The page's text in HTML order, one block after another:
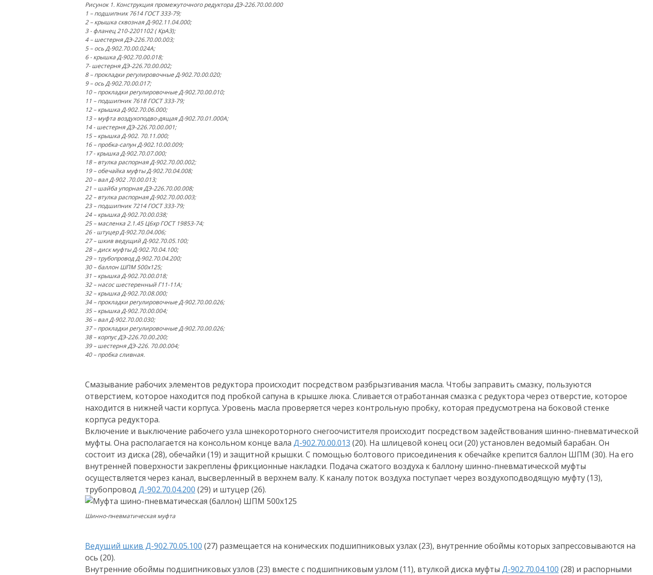
Ваше имя
Оставьте это поле пустым.
Нажимая на кнопку «Отправить», вы соглашаетесь на обработку
персональных данных, а также сполитикой конфиденциальности
Рисунок 1. Конструкция промежуточного редуктора ДЭ-226.70.00.000
1 – подшипник 7614 ГОСТ 333-79;
2 – крышка сквозная Д-902.11.04.000;
3 - фланец 210-2201102 ( КрАЗ);
4 – шестерня ДЭ-226.70.00.003;
5 – ось Д-902.70.00.024А;
6 - крышка Д-902.70.00.018;
7- шестерня ДЭ-226.70.00.002;
8 – прокладки регулировочные Д-902.70.00.020;
9 – ось Д-902.70.00.017;
10 – прокладки регулировочные Д-902.70.00.010;
11 – подшипник 7618 ГОСТ 333-79;
12 – крышка Д-902.70.06.000;
13 – муфта воздухоподво-дящая Д-902.70.01.000А;
14 - шестерня ДЭ-226.70.00.001;
15 – крышка Д-902. 70.11.000;
16 – пробка-сапун Д-902.10.00.009;
17 - крышка Д-902.70.07.000;
18 – втулка распорная Д-902.70.00.002;
19 – обечайка муфты Д-902.70.04.008;
20 – вал Д-902 .70.00.013;
21 – шайба упорная ДЭ-226.70.00.008;
22 – втулка распорная Д-902.70.00.003;
23 – подшипник 7214 ГОСТ 333-79;
24 – крышка Д-902.70.00.038;
25 – масленка 2.1.45 Ц6хр ГОСТ 19853-74;
26 - штуцер Д-902.70.04.006;
27 – шкив ведущий Д-902.70.05.100;
28 – диск муфты Д-902.70.04.100;
29 – трубопровод Д-902.70.04.200;
30 – баллон ШПМ 500х125;
31 – крышка Д-902.70.00.018;
32 – насос шестеренный Г11-11А;
32 – крышка Д-902.70.08.000;
34 – прокладки регулировочные Д-902.70.00.026;
35 – крышка Д-902.70.00.004;
36 – вал Д-902.70.00.030;
37 – прокладки регулировочные Д-902.70.00.026;
38 – корпус ДЭ-226.70.00.200;
39 – шестерня ДЭ-226. 70.00.004;
40 – пробка сливная.
Смазывание рабочих элементов редуктора происходит посредством разбрызгивания масла. Чтобы заправить смазку, пользуются
отверстием, которое находится под пробкой сапуна в крышке люка. Сливается отработанная смазка с редуктора через отверстие, которое
находится в нижней части корпуса. Уровень масла проверяется через контрольную пробку, которая предусмотрена на боковой стенке
корпуса редуктора.
Включение и выключение рабочего узла шнекороторного снегоочистителя происходит посредством задействования шинно-пневматической
муфты. Она располагается на консольном конце вала Д-902.70.00.013 (20). На шлицевой конец оси (20) установлен ведомый барабан. Он
состоит из диска (28), обечайки (19) и защитной крышки. С помощью болтового присоединения к обечайке крепится баллон ШПМ (30). На его
внутренней поверхности закреплены фрикционные накладки. Подача сжатого воздуха к баллону шинно-пневматической муфты
осуществляется через канал, высверленный в верхнем валу. К каналу поток воздуха поступает через воздухоподводящую муфту (13),
трубопровод Д-902.70.04.200 (29) и штуцер (26).
Шинно-пневматическая муфта
Ведущий шкив Д-902.70.05.100 (27) размещается на конических подшипниковых узлах (23), внутренние обоймы которых запрессовываются на
ось (20).
Внутренние обоймы подшипниковых узлов (23) вместе с подшипниковым узлом (11), втулкой диска муфты Д-902.70.04.100 (28) и распорными